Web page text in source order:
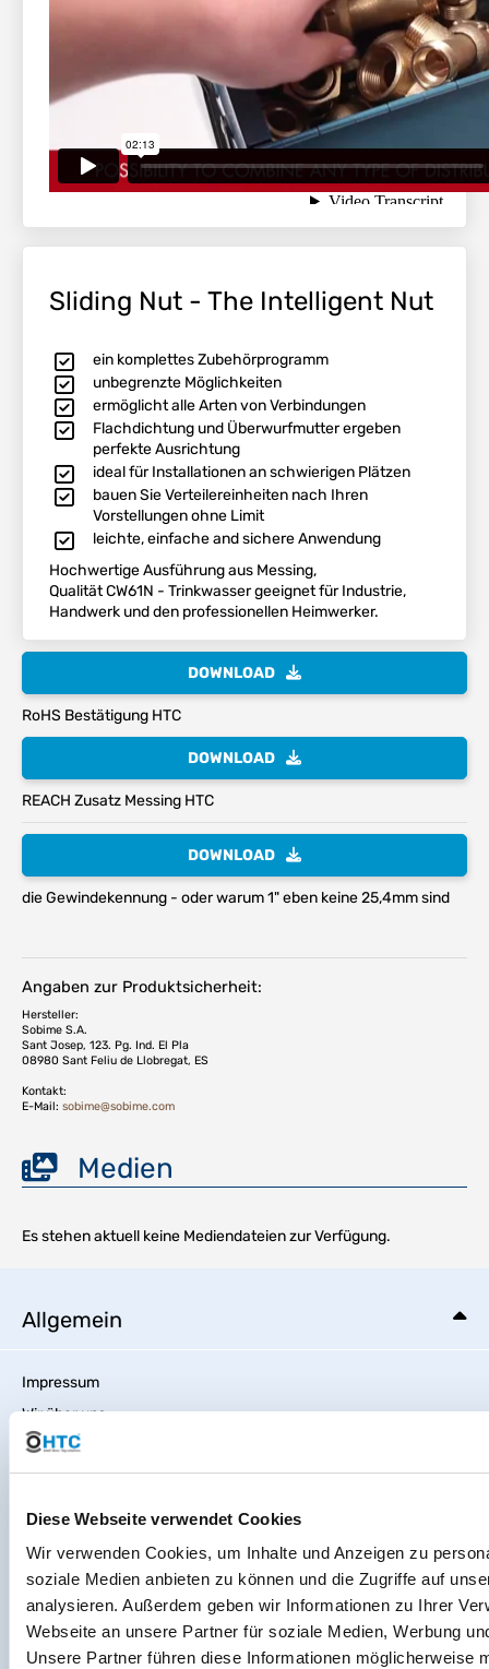
Diese Webseite verwendet Cookies
Wir verwenden Cookies, um Inhalte und Anzeigen zu
soziale Medien anbieten zu können und die Zugriffe auf
analysieren. Außerdem geben wir Informationen zu Ihrer
Webseite an unsere Partner für soziale Medien, Werbung
Unsere Partner führen diese Informationen möglicherweise
Sliding Nut - The Intelligent Nut
ein komplettes Zubehörprogramm
unbegrenzte Möglichkeiten
ermöglicht alle Arten von Verbindungen
Flachdichtung und Überwurfmutter ergeben
perfekte Ausrichtung
ideal für Installationen an schwierigen Plätzen
bauen Sie Verteilereinheiten nach Ihren
Vorstellungen ohne Limit
leichte, einfache and sichere Anwendung
Hochwertige Ausführung aus Messing,
Qualität CW61N - Trinkwasser geeignet für Industrie,
Handwerk und den professionellen Heimwerker.
DOWNLOAD
RoHS Bestätigung HTC
DOWNLOAD
REACH Zusatz Messing HTC
DOWNLOAD
die Gewindekennung - oder warum 1" eben keine 25,4mm sind
Angaben zur Produktsicherheit:
Hersteller:
Sobime S.A.
Sant Josep, 123. Pg. Ind. El Pla
08980 Sant Feliu de Llobregat, ES
Kontakt:
E-Mail: sobime@sobime.com
Medien
Es stehen aktuell keine Mediendateien zur Verfügung.
Allgemein
Impressum
Wir über uns
Code Of Conduct
Arbeiten bei PVC-Welt.de
Batterieverordnung
Seitenübersicht